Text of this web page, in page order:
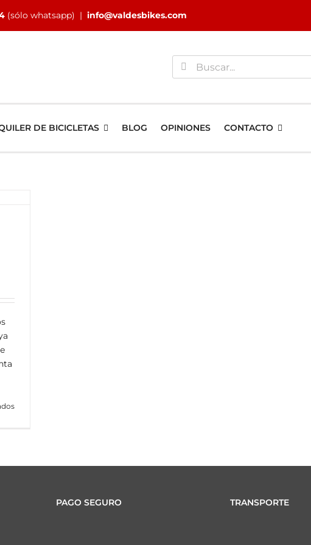
(sólo whatsapp) | info@valdesbikes.com
Buscar:
DE BICICLETAS BLOG OPINIONES CONTACTO
en
anti
PAGO SEGURO TRANSPORTE